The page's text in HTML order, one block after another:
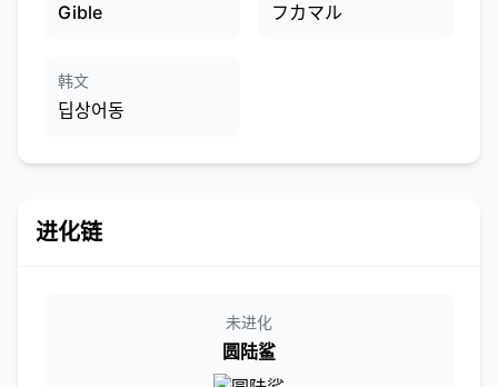
Gible フカマル
韩文
딥상어동
进化链
未进化
圆陆鲨